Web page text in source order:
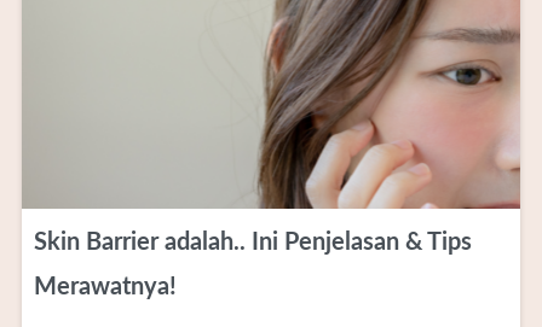
Skin Barrier adalah.. Ini Penjelasan & Tips
Merawatnya!